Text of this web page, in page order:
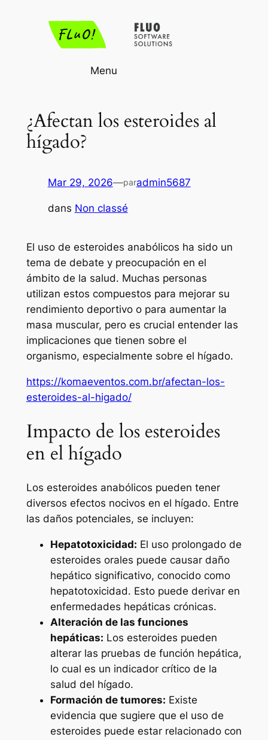
Menu
¿Afectan los esteroides al
hígado?
Mar 29, 2026—paradmin5687
dans Non classé
El uso de esteroides anabólicos ha sido un
tema de debate y preocupación en el
ámbito de la salud. Muchas personas
utilizan estos compuestos para mejorar su
rendimiento deportivo o para aumentar la
masa muscular, pero es crucial entender las
implicaciones que tienen sobre el
organismo, especialmente sobre el hígado.
https://komaeventos.com.br/afectan-los-
esteroides-al-higado/
Impacto de los esteroides
en el hígado
Los esteroides anabólicos pueden tener
diversos efectos nocivos en el hígado. Entre
las daños potenciales, se incluyen:
Hepatotoxicidad: El uso prolongado de
esteroides orales puede causar daño
hepático significativo, conocido como
hepatotoxicidad. Esto puede derivar en
enfermedades hepáticas crónicas.
Alteración de las funciones
hepáticas: Los esteroides pueden
alterar las pruebas de función hepática,
lo cual es un indicador crítico de la
salud del hígado.
Formación de tumores: Existe
evidencia que sugiere que el uso de
esteroides puede estar relacionado con